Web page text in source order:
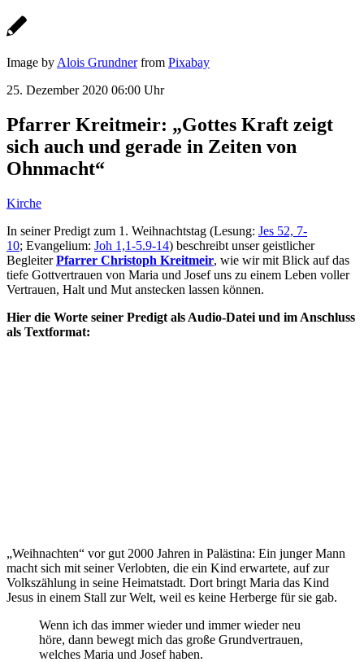
Image by Alois Grundnerfrom Pixabay
25. Dezember 2020 06:00 Uhr
Pfarrer Kreitmeir: „Gottes Kraft zeigt
sich auch und gerade in Zeiten von
Ohnmacht“
Kirche
In seiner Predigt zum 1. Weihnachtstag (Lesung: Jes 52, 7-
10; Evangelium: Joh 1,1-5.9-14) beschreibt unser geistlicher
BegleiterPfarrer Christoph Kreitmeir, wie wir mit Blick auf das
tiefe Gottvertrauen von Maria und Josef uns zu einem Leben voller
Vertrauen, Halt und Mut anstecken lassen können.
Hier die Worte seiner Predigt als Audio-Datei und im Anschluss
als Textformat:
„Weihnachten“ vor gut 2000 Jahren in Palästina: Ein junger Mann
macht sich mit seiner Verlobten, die ein Kind erwartete, auf zur
Volkszählung in seine Heimatstadt. Dort bringt Maria das Kind
Jesus in einem Stall zur Welt, weil es keine Herberge für sie gab.
Wenn ich das immer wieder und immer wieder neu
höre, dann bewegt mich das große Grundvertrauen,
welches Maria und Josef haben.